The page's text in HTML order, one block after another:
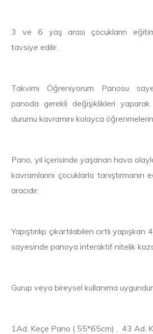
3 ve 6 yaş arası çocukların
tavsiye edilir.
Takvimi Öğreniyorum Panosu
panoda gerekli değişiklikleri
durumu kavramını kolayca
Pano, yıl içerisinde yaşanan hava
kavramlarını çocuklarla
aracıdır.
Yapıştırılıp çıkartılabilen cırtlı
sayesinde panoya interaktif nitelik
Gurup veya bireysel kullanıma uygundur.
1Ad. Keçe Pano ( 55*65cm) , 43 Ad.